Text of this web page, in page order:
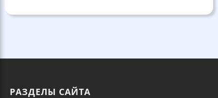
РАЗДЕЛЫ САЙТА